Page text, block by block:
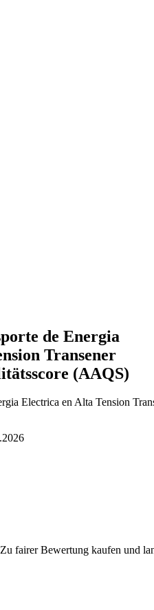
de Energia
Transener
(AAQS)
Electrica en Alta Tension
fairer Bewertung kaufen und